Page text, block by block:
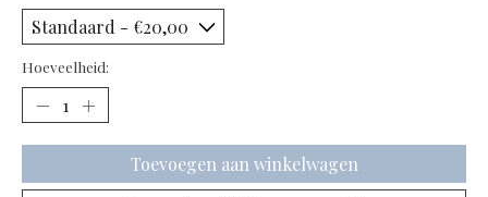
Hoeveelheid:
Toevoegen aan winkelwagen